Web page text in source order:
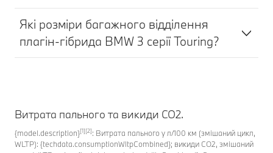
Які розміри багажного відділення
плагін-гібрида BMW 3 серії Touring?
Витрата пального та викиди CO2.
{model.description}[1][2]: Витрата пального у л/100 км (змішаний цикл,
WLTP): {techdata.consumptionWltpCombined}; викиди CO2, змішаний